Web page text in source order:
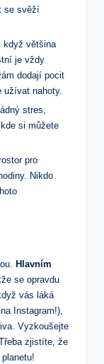
se svěží
I když většina
je vždy⁤
dodají pocit
užívat nahoty.
stres,
si můžete⁢
pro
Nikdo
Hlavním
se opravdu
vás láká
Instagram!),
Vyzkoušejte
⁣zjistíte, ⁤že